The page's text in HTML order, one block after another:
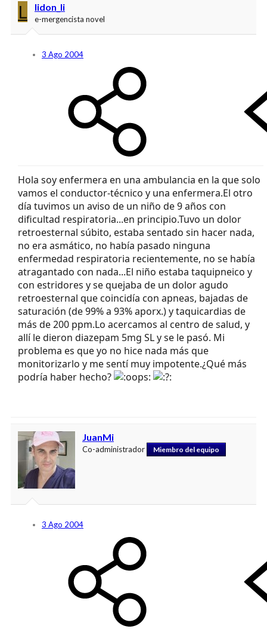
L lidon_li
e-mergencista novel
3 Ago 2004
Hola soy enfermera en una ambulancia en la que solo
vamos el conductor-técnico y una enfermera.El otro
día tuvimos un aviso de un niño de 9 años con
dificultad respiratoria...en principio.Tuvo un dolor
retroesternal súbito, estaba sentado sin hacer nada,
no era asmático, no había pasado ninguna
enfermedad respiratoria recientemente, no se había
atragantado con nada...El niño estaba taquipneico y
con estridores y se quejaba de un dolor agudo
retroesternal que coincidía con apneas, bajadas de
saturación (de 99% a 93% aporx.) y taquicardias de
más de 200 ppm.Lo acercamos al centro de salud, y
allí le dieron diazepam 5mg SL y se le pasó. Mi
problema es que yo no hice nada más que
monitorizarlo y me sentí muy impotente.¿Qué más
podría haber hecho?
JuanMi
Co-administrador Miembro del equipo
3 Ago 2004